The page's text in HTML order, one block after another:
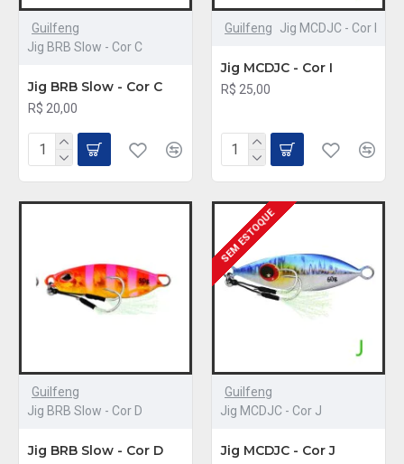
Guilfeng
Jig BRB Slow - Cor C
Jig BRB Slow - Cor C
R$ 20,00
Guilfeng Jig MCDJC - Cor I
Jig MCDJC - Cor I
R$ 25,00
Guilfeng
Jig BRB Slow - Cor D
Jig BRB Slow - Cor D
SEM ESTOQUE
Guilfeng
Jig MCDJC - Cor J
Jig MCDJC - Cor J